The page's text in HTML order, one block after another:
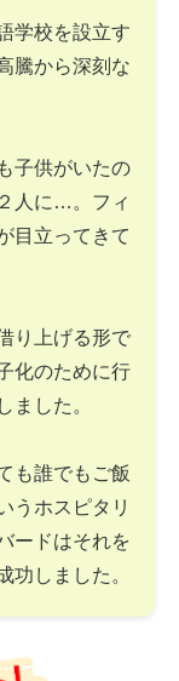
学校を設立す
騰から深刻な
子供がいたの
人に…。フィ
目立ってきて
り上げる形で
化のために行
ました。
も誰でもご飯
うホスピタリ
ードはそれを
功しました。